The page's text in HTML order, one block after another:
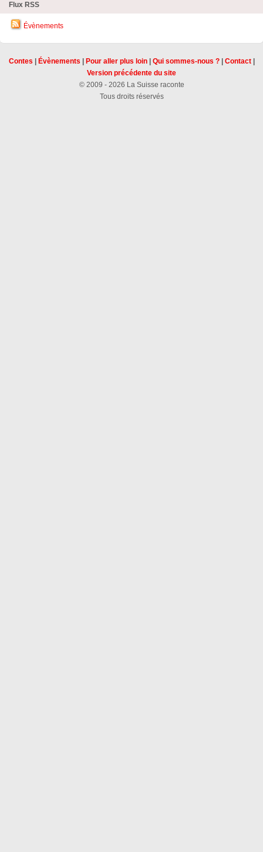
Flux RSS
Évènements
Contes Évènements Pour aller plus loin| Qui sommes-nous ?| Contact|
Version précédente du site
© 2009 - 2026 La Suisse raconte
Tous droits réservés